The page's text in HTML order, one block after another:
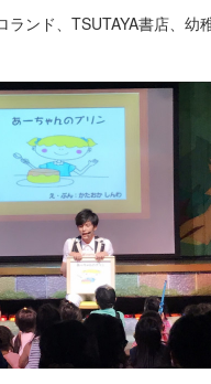
ランド、TSUTAYA書店、